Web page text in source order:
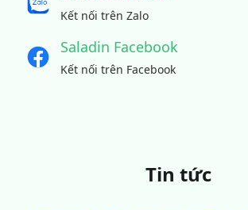
Kết nối trên Zalo
Saladin Facebook
Kết nối trên Facebook
Tin tức